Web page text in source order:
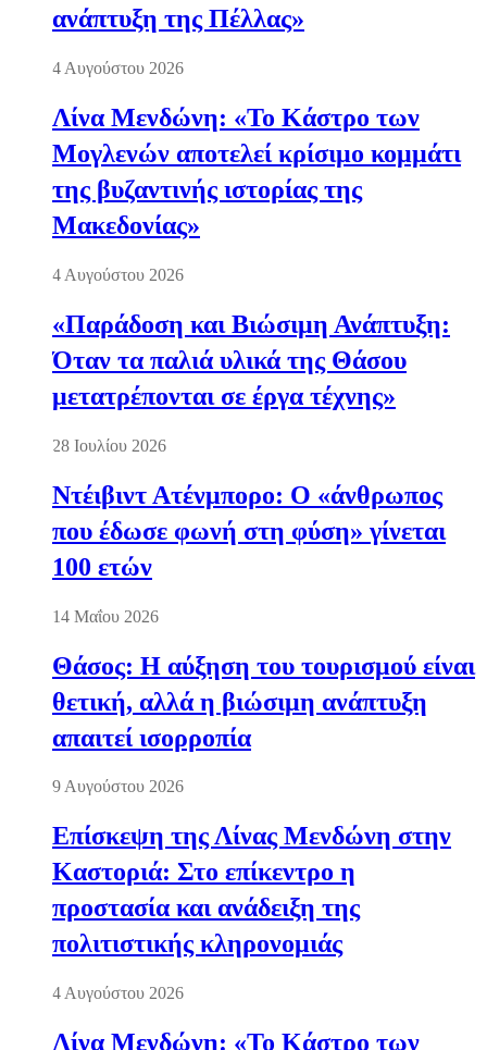
ανάπτυξη της Πέλλας»
4 Αυγούστου 2026
Λίνα Μενδώνη: «Το Κάστρο των
Μογλενών αποτελεί κρίσιμο κομμάτι
της βυζαντινής ιστορίας της
Μακεδονίας»
4 Αυγούστου 2026
«Παράδοση και Βιώσιμη Ανάπτυξη:
Όταν τα παλιά υλικά της Θάσου
μετατρέπονται σε έργα τέχνης»
28 Ιουλίου 2026
Ντέιβιντ Ατένμπορο: Ο «άνθρωπος
που έδωσε φωνή στη φύση» γίνεται
100 ετών
14 Μαΐου 2026
Θάσος: Η αύξηση του τουρισμού είναι
θετική, αλλά η βιώσιμη ανάπτυξη
απαιτεί ισορροπία
9 Αυγούστου 2026
Επίσκεψη της Λίνας Μενδώνη στην
Καστοριά: Στο επίκεντρο η
προστασία και ανάδειξη της
πολιτιστικής κληρονομιάς
4 Αυγούστου 2026
Λίνα Μενδώνη: «Το Κάστρο των